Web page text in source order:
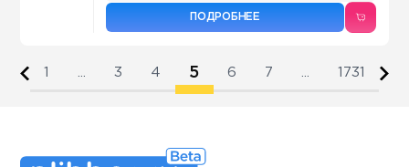
ПОДРОБНЕЕ
3 4 5 6 7 1731